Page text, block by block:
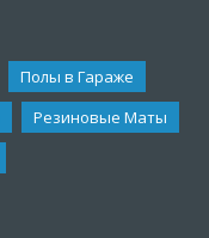
Полы в Гараже
Резиновые Маты